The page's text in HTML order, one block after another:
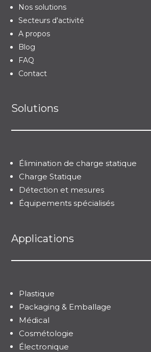
Nos solutions
Secteurs d'activité
A propos
Blog
FAQ
Contact
Solutions
Élimination de charge statique
Charge Statique
Détection et mesures
Équipements spécialisés
Applications
Plastique
Packaging & Emballage
Médical
Cosmétologie
Électronique